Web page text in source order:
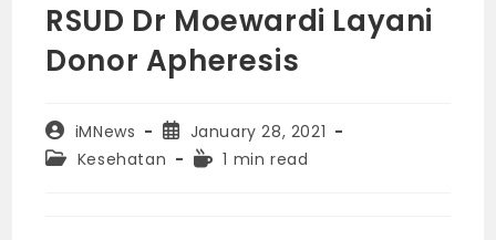
RSUD Dr Moewardi Layani
Donor Apheresis
Post
author:
iMNews
Post
published:
January 28, 2021
PostKesehatan
Reading
1 min read